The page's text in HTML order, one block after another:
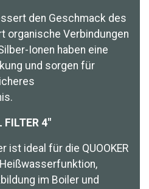
den Geschmack des
organische Verbindungen
Ionen haben eine
und sorgen für
FILTER 4″
ist ideal für die QUOOKER
im Boiler und